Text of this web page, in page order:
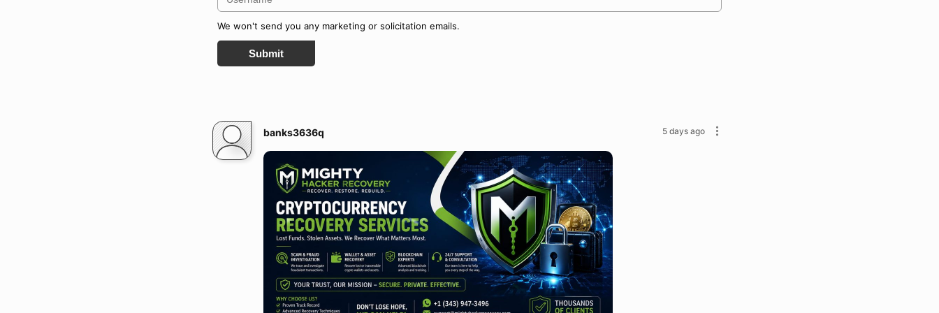
We won't send you any marketing or solicitation emails.
Submit
5 days ago
banks3636q